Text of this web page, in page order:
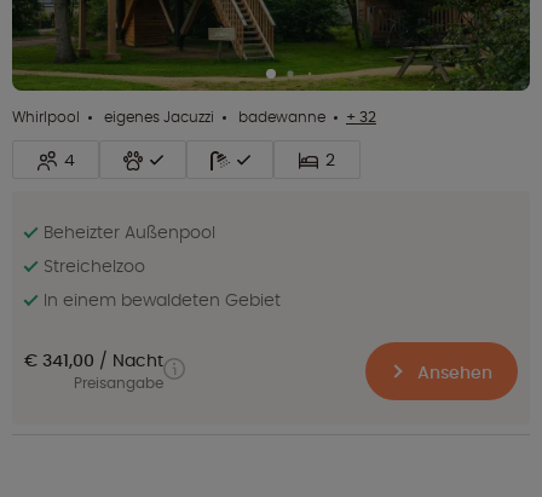
Whirlpool eigenes Jacuzzi badewanne + 32
4 2
Beheizter Außenpool
Streichelzoo
In einem bewaldeten Gebiet
€ 341,00 Nacht
Preisangabe Ansehen